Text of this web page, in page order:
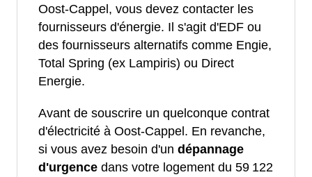
Oost-Cappel, vous devez contacter les
fournisseurs d'énergie. Il s'agit d'EDF ou
des fournisseurs alternatifs comme Engie,
Total Spring (ex Lampiris) ou Direct
Energie.
Avant de souscrire un quelconque contrat
d'électricité à Oost-Cappel. En revanche,
si vous avez besoin d'un dépannage
d'urgence dans votre logement du 59 122